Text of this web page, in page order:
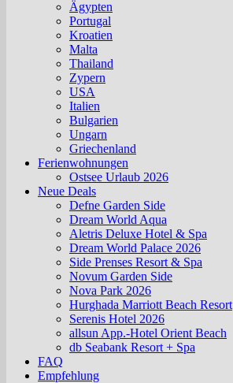
Ägypten
Portugal
Kroatien
Malta
Thailand
Zypern
USA
Italien
Bulgarien
Ungarn
Griechenland
Ferienwohnungen
Ostsee Urlaub 2026
Neue Deals
Defne Garden Side
Dream World Aqua
Aletris Deluxe Hotel & Spa
Dream World Palace 2026
Side Prenses Resort & Spa
Novum Garden Side
Nova Park 2026
Hurghada Marriott Beach Resort
Serenis Hotel 2026
allsun App.-Hotel Orient Beach
db Seabank Resort + Spa
FAQ
Empfehlung